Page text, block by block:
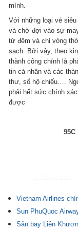
mình.
Với những loại vé siêu
và chờ đợi vào sự
từ đêm và chỉ vòng
sạch. Bởi vậy, theo
thành công chính là
tin cá nhân và các
thư, số hộ chiếu….
phải hết sức chính
được
95C
Vietnam Airlines
Sun PhuQuoc
Sân bay Liên